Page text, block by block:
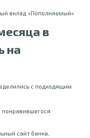
вклад «Пополняемый»
в
на
с подходящим
понравившегося
сайт банка,